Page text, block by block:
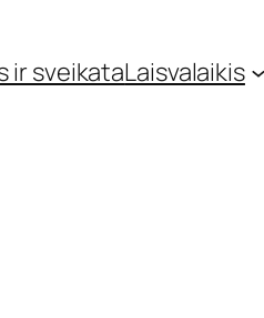
ir sveikataLaisvalaikis